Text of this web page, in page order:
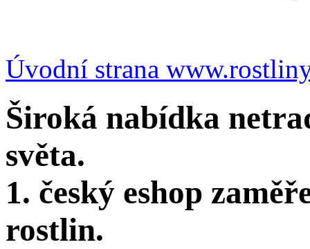
Úvodní strana
Široká nabídka
světa.
1. český eshop
rostlin.